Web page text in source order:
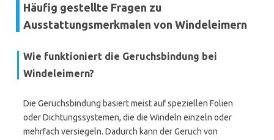
Häufig gestellte Fragen zu
Ausstattungsmerkmalen von Windeleimern
Wie funktioniert die Geruchsbindung bei
Windeleimern?
Die Geruchsbindung basiert meist auf speziellen Folien
oder Dichtungssystemen, die die Windeln einzeln oder
mehrfach versiegeln. Dadurch kann der Geruch von